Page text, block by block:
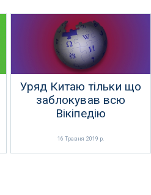
Уряд Китаю тільки що
заблокував всю
Вікіпедію
16 Травня 2019 р.